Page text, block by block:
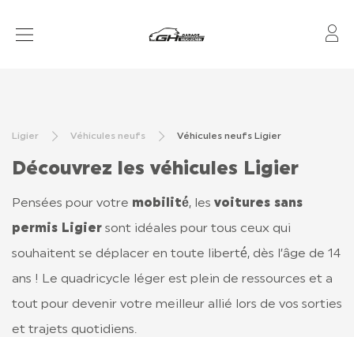
APRÈS-VENTE
FINANCEMENT & ASSURANCE
LOCATION
CONTACT
Ligier Véhicules neufs Véhicules neufs Ligier
Découvrez les véhicules Ligier
Pensées pour votre mobilité́, les voitures sans
permis Ligier sont idéales pour tous ceux qui
souhaitent se déplacer en toute liberté́, dès l’âge de 14
ans ! Le quadricycle léger est plein de ressources et a
tout pour devenir votre meilleur allié lors de vos sorties
et trajets quotidiens.